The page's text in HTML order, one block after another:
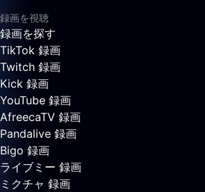
録画を視聴
録画を探す
TikTok 録画
Twitch 録画
Kick 録画
YouTube 録画
AfreecaTV 録画
Pandalive 録画
Bigo 録画
ライブミー 録画
ミクチャ 録画